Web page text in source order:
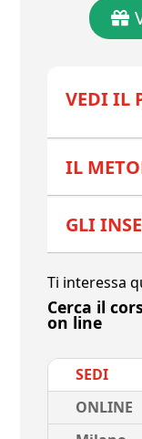
VEDI IL
IL
GLI
Ti interessa
Cerca il
on line
SEDI
ONLINE